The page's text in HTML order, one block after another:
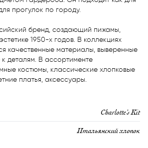
прогулок по городу.
бренд, создающий пижамы,
1950-х годов. В коллекциях
качественные материалы, выверенные
деталям. В ассортименте
костюмы, классические хлопковые
платья, аксессуары.
Charlotte’s Kit
Итальянский хлопок